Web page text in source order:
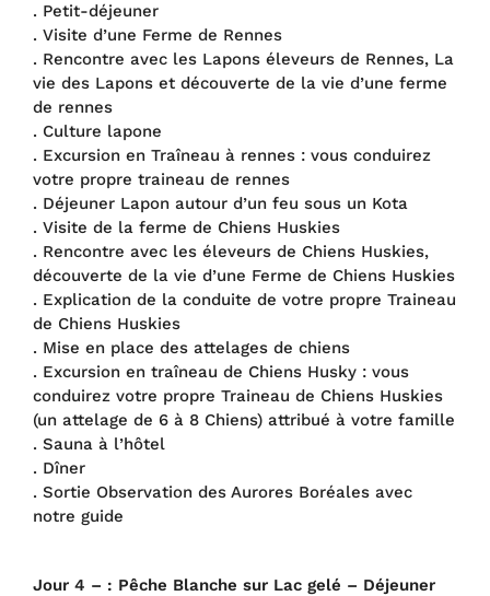
. Petit-déjeuner
. Visite d’une Ferme de Rennes
. Rencontre avec les Lapons éleveurs de Rennes, La
vie des Lapons et découverte de la vie d’une ferme
de rennes
. Culture lapone
. Excursion en Traîneau à rennes : vous conduirez
votre propre traineau de rennes
. Déjeuner Lapon autour d’un feu sous un Kota
. Visite de la ferme de Chiens Huskies
. Rencontre avec les éleveurs de Chiens Huskies,
découverte de la vie d’une Ferme de Chiens Huskies
. Explication de la conduite de votre propre Traineau
de Chiens Huskies
. Mise en place des attelages de chiens
. Excursion en traîneau de Chiens Husky : vous
conduirez votre propre Traineau de Chiens Huskies
(un attelage de 6 à 8 Chiens) attribué à votre famille
. Sauna à l’hôtel
. Dîner
. Sortie Observation des Aurores Boréales avec
notre guide
Jour 4 – : Pêche Blanche sur Lac gelé – Déjeuner